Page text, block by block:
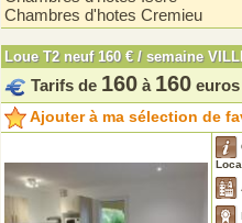
Chambres d'hotes Cremieu
Loue T2 neuf 160 € / semaine
Tarifs de 160 à 160
Ajouter à ma sélection de